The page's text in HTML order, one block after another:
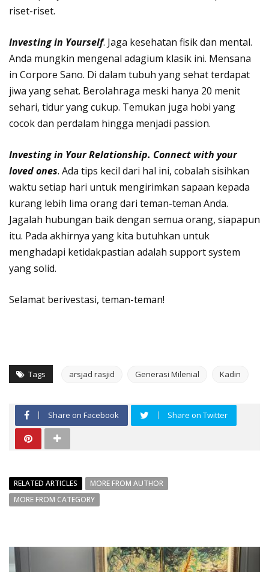
riset-riset.
Investing in Yourself. Jaga kesehatan fisik dan mental.
Anda mungkin mengenal adagium klasik ini. Mensana
in Corpore Sano. Di dalam tubuh yang sehat terdapat
jiwa yang sehat. Berolahraga meski hanya 20 menit
sehari, tidur yang cukup. Temukan juga hobi yang
cocok dan perdalam hingga menjadi passion.
Investing in Your Relationship. Connect with your
loved ones. Ada tips kecil dari hal ini, cobalah sisihkan
waktu setiap hari untuk mengirimkan sapaan kepada
kurang lebih lima orang dari teman-teman Anda.
Jagalah hubungan baik dengan semua orang, siapapun
itu. Pada akhirnya yang kita butuhkan untuk
menghadapi ketidakpastian adalah support system
yang solid.
Selamat berivestasi, teman-teman!
Tags arsjad rasjid Generasi Milenial Kadin
Share on Facebook Share on Twitter
RELATED ARTICLES
MORE FROM AUTHOR
MORE FROM CATEGORY